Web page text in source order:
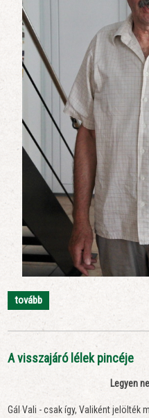
tovább
A visszajáró lélek pincéje
Legyen
Gál Vali - csak így, Valiként jelölték